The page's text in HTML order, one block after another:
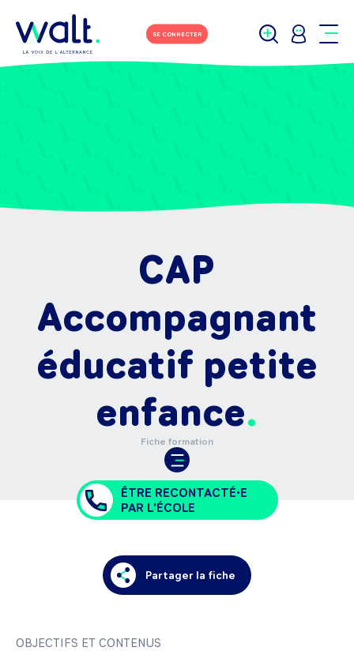
SE CONNECTER
CAP
Accompagnant
éducatif petite
enfance
Fiche formation
ÊTRE RECONTACTÉ•E
PAR L'ÉCOLE
Partager la fiche
OBJECTIFS ET CONTENUS